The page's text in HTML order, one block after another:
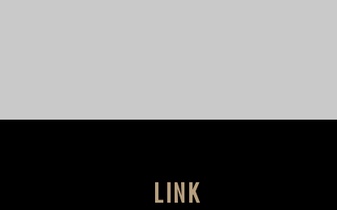
LINK